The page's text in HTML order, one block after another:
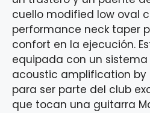
cuello modified low oval
performance neck taper
confort en la ejecución.
equipada con un sistema
acoustic amplification by
para ser parte del club
que tocan una guitarra